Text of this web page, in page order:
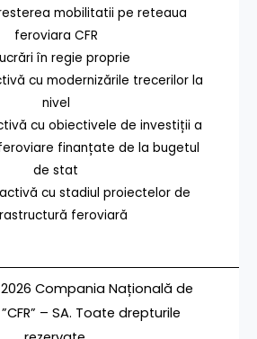
mobilitatii pe reteaua
feroviara CFR
în regie proprie
cu modernizările trecerilor la
nivel
cu obiectivele de investiții a
finanțate de la bugetul
de stat
cu stadiul proiectelor de
feroviară
Compania Națională de
– SA. Toate drepturile